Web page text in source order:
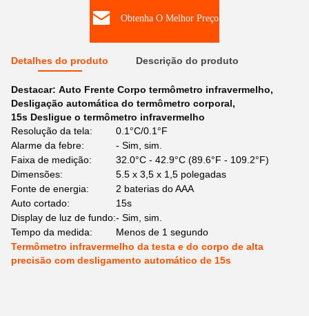
Obtenha O Melhor Preço
Detalhes do produto Descrição do produto
Destacar: Auto Frente Corpo termômetro infravermelho,
Desligação automática do termômetro corporal,
15s Desligue o termômetro infravermelho
Resolução da tela:
0.1°C/0.1°F
Alarme da febre:
- Sim, sim.
Faixa de medição:
32.0°C - 42.9°C (89.6°F - 109.2°F)
Dimensões:
5.5 x 3,5 x 1,5 polegadas
Fonte de energia:
2 baterias do AAA
Auto cortado:
15s
Display de luz de fundo:- Sim, sim.
Tempo da medida:
Menos de 1 segundo
Termômetro infravermelho da testa e do corpo de alta
precisão com desligamento automático de 15s